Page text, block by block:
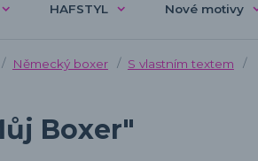
HAFSTYL Nové motivy
Německý boxer S vlastním textem
Boxer"